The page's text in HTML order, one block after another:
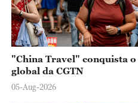
"China Travel" conquista
global da CGTN
05-Aug-2026